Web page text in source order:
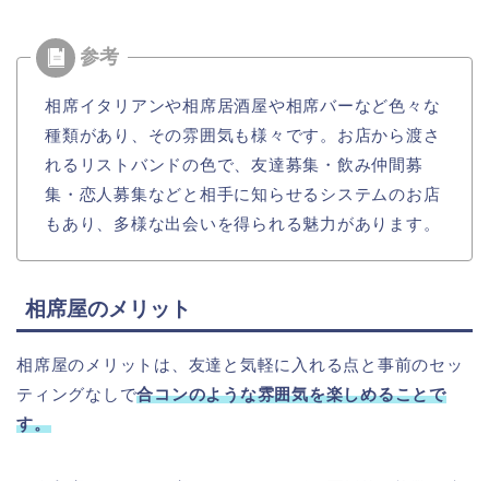
相席イタリアンや相席居酒屋や相席バーなど色々な
種類があり、その雰囲気も様々です。お店から渡さ
れるリストバンドの色で、友達募集・飲み仲間募
集・恋人募集などと相手に知らせるシステムのお店
もあり、多様な出会いを得られる魅力があります。
相席屋のメリット
相席屋のメリットは、友達と気軽に入れる点と事前のセッ
ティングなしで合コンのような雰囲気を楽しめることで
す。